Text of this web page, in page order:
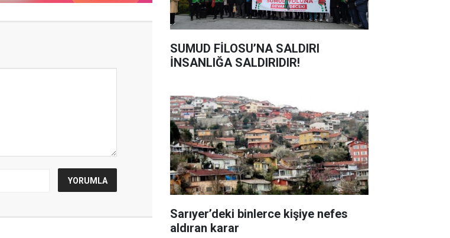
SUMUD FİLOSU’NA SALDIRI
İNSANLIĞA SALDIRIDIR!
Sarıyer’deki binlerce kişiye nefes
aldıran karar